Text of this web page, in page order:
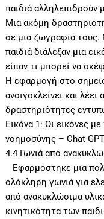
παιδιά αλληλεπιδρούν
Μια ακόμη
σε μια ζωγραφιά
παιδιά διάλεξαν μια
είπαν τι μπορεί να
Η εφαρμογή στο
ανοιγοκλείνει και
δραστηριότητες
Εικόνα 1: Οι εικόνες
νοημοσύνης – Chat-GPT
4.4 Γωνιά από
Εφαρμόστηκε μια
ολόκληρη γωνιά για
από ανακυκλώσιμα
κινητικότητα των